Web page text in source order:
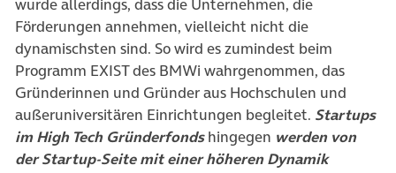
wurde allerdings, dass die Unternehmen, die
Förderungen annehmen, vielleicht nicht die
dynamischsten sind. So wird es zumindest beim
Programm EXIST des BMWi wahrgenommen, das
Gründerinnen und Gründer aus Hochschulen und
außeruniversitären Einrichtungen begleitet. Startups
im High Tech Gründerfondshingegen werden von
der Startup-Seite mit einer höheren Dynamik